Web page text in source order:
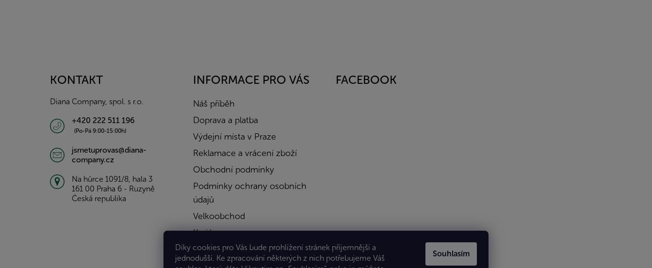
Díky cookies pro Vás bude prohlížení stránek příjemnější a
jednodušší. Ke zpracování některých z nich potřebujeme Váš
Souhlasím
KONTAKT
Diana Company, spol. s r.o.
+420 222 511 196
(Po-Pá 9:00-15:00h)
jsmetuprovas@diana-
company.cz
Na hůrce 1091/8, hala 3
161 00 Praha 6 - Ruzyně
Česká republika
INFORMACE PRO VÁS
Náš příběh
Doprava a platba
Výdejní místa v Praze
Reklamace a vrácení zboží
Obchodní podmínky
Podmínky ochrany osobních
údajů
Velkoobchod
Kariéra
Kontakty
FACEBOOK